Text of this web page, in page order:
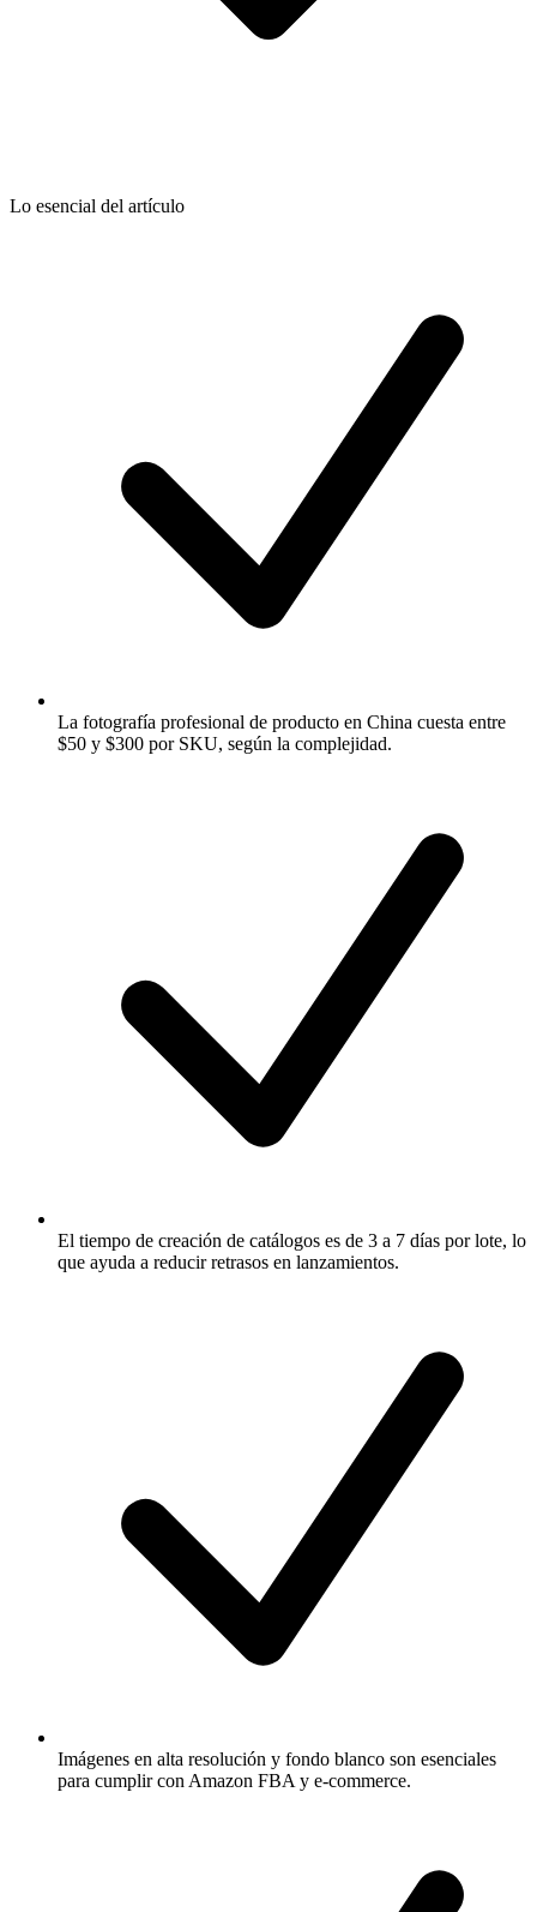
Lo esencial del artículo
La fotografía profesional de producto en China cuesta entre
$50 y $300 por SKU, según la complejidad.
El tiempo de creación de catálogos es de 3 a 7 días por lote, lo
que ayuda a reducir retrasos en lanzamientos.
Imágenes en alta resolución y fondo blanco son esenciales
para cumplir con Amazon FBA y e-commerce.